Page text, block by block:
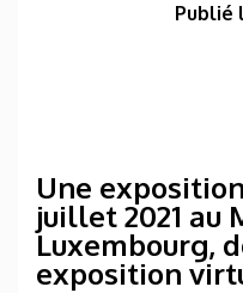
Publié
Une
juillet 2021 au
Luxembourg,
exposition